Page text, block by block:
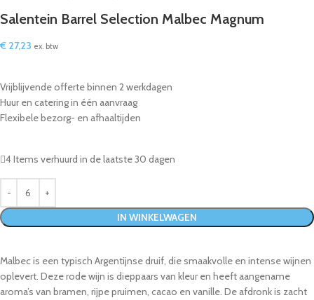
Salentein Barrel Selection Malbec Magnum
€ 27,23 ex. btw
Vrijblijvende offerte binnen 2 werkdagen
Huur en catering in één aanvraag
Flexibele bezorg- en afhaaltijden
4Items verhuurd in de laatste 30 dagen
IN WINKELWAGEN
Malbec is een typisch Argentijnse druif, die smaakvolle en intense wijnen
oplevert. Deze rode wijn is dieppaars van kleur en heeft aangename
aroma’s van bramen, rijpe pruimen, cacao en vanille. De afdronk is zacht